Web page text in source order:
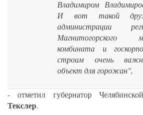
Владимиром
И вот такой
администрации
Магнитогорского
комбината и
строим очень
объект для горожан",
- отметил губернатор
Текслер.